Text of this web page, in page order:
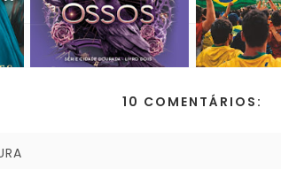
10 COMENTÁRIOS: